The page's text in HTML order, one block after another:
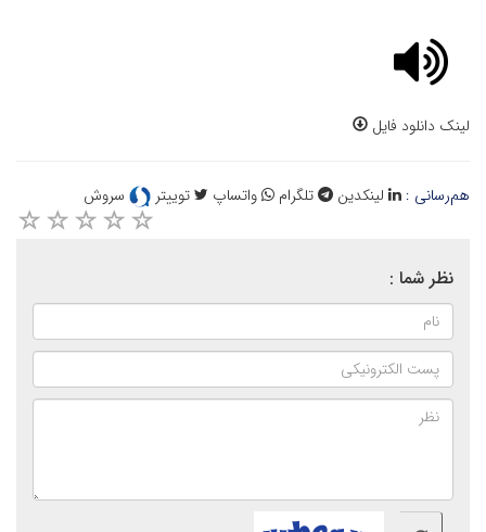
لینک دانلود فایل
هم‌رسانی : لینکدین تلگرام واتساپ توییتر سروش
نظر شما :